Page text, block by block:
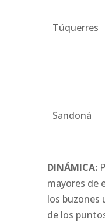
Túquerres
Sandoná
DINÁMICA:
mayores de
los buzones
de los